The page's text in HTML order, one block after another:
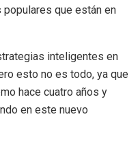
que están en
inteligentes en
esto no es todo, ya que
hace cuatro años y
en este nuevo